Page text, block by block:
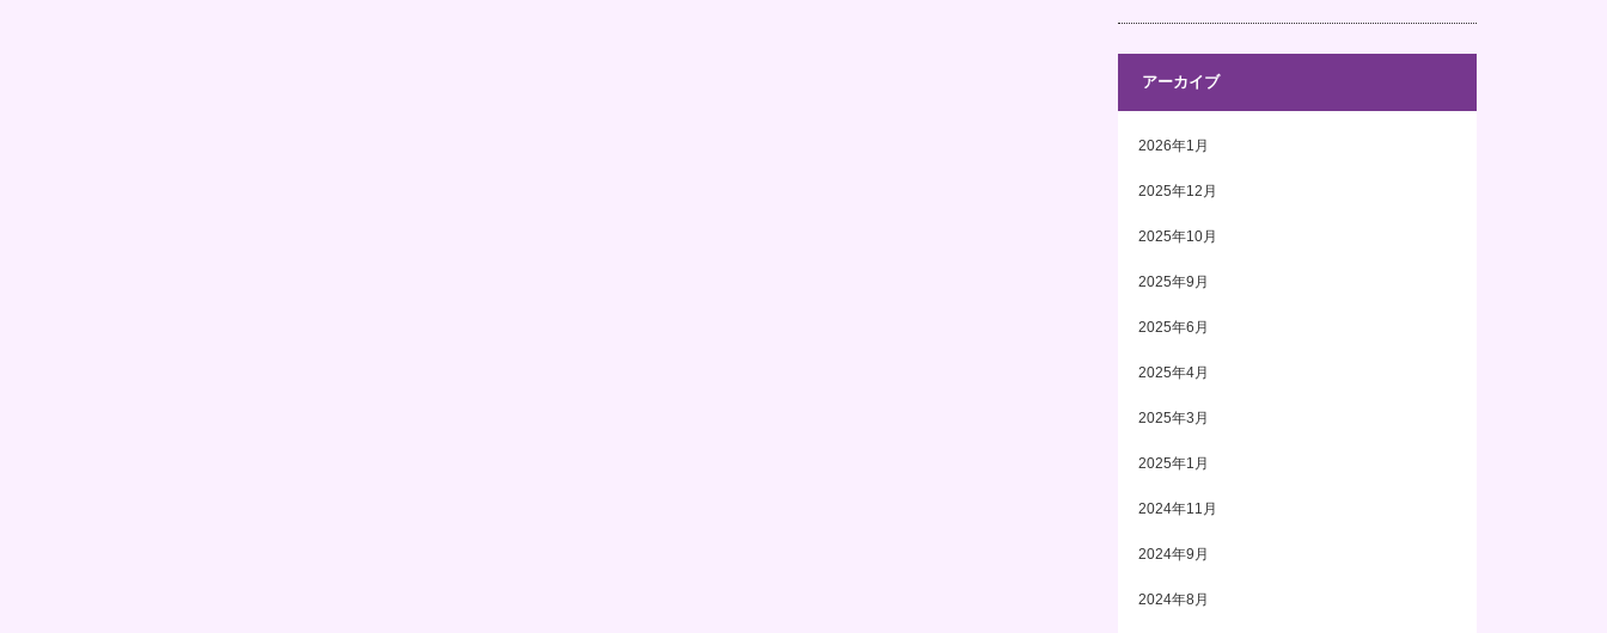
アーカイブ
2026年1月
2025年12月
2025年10月
2025年9月
2025年6月
2025年4月
2025年3月
2025年1月
2024年11月
2024年9月
2024年8月